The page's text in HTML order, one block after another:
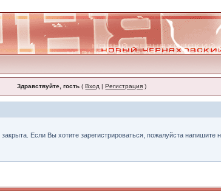
Здравствуйте, гость (Вход |Регистрация )
Если Вы хотите зарегистрироваться, пожалуйста напишите